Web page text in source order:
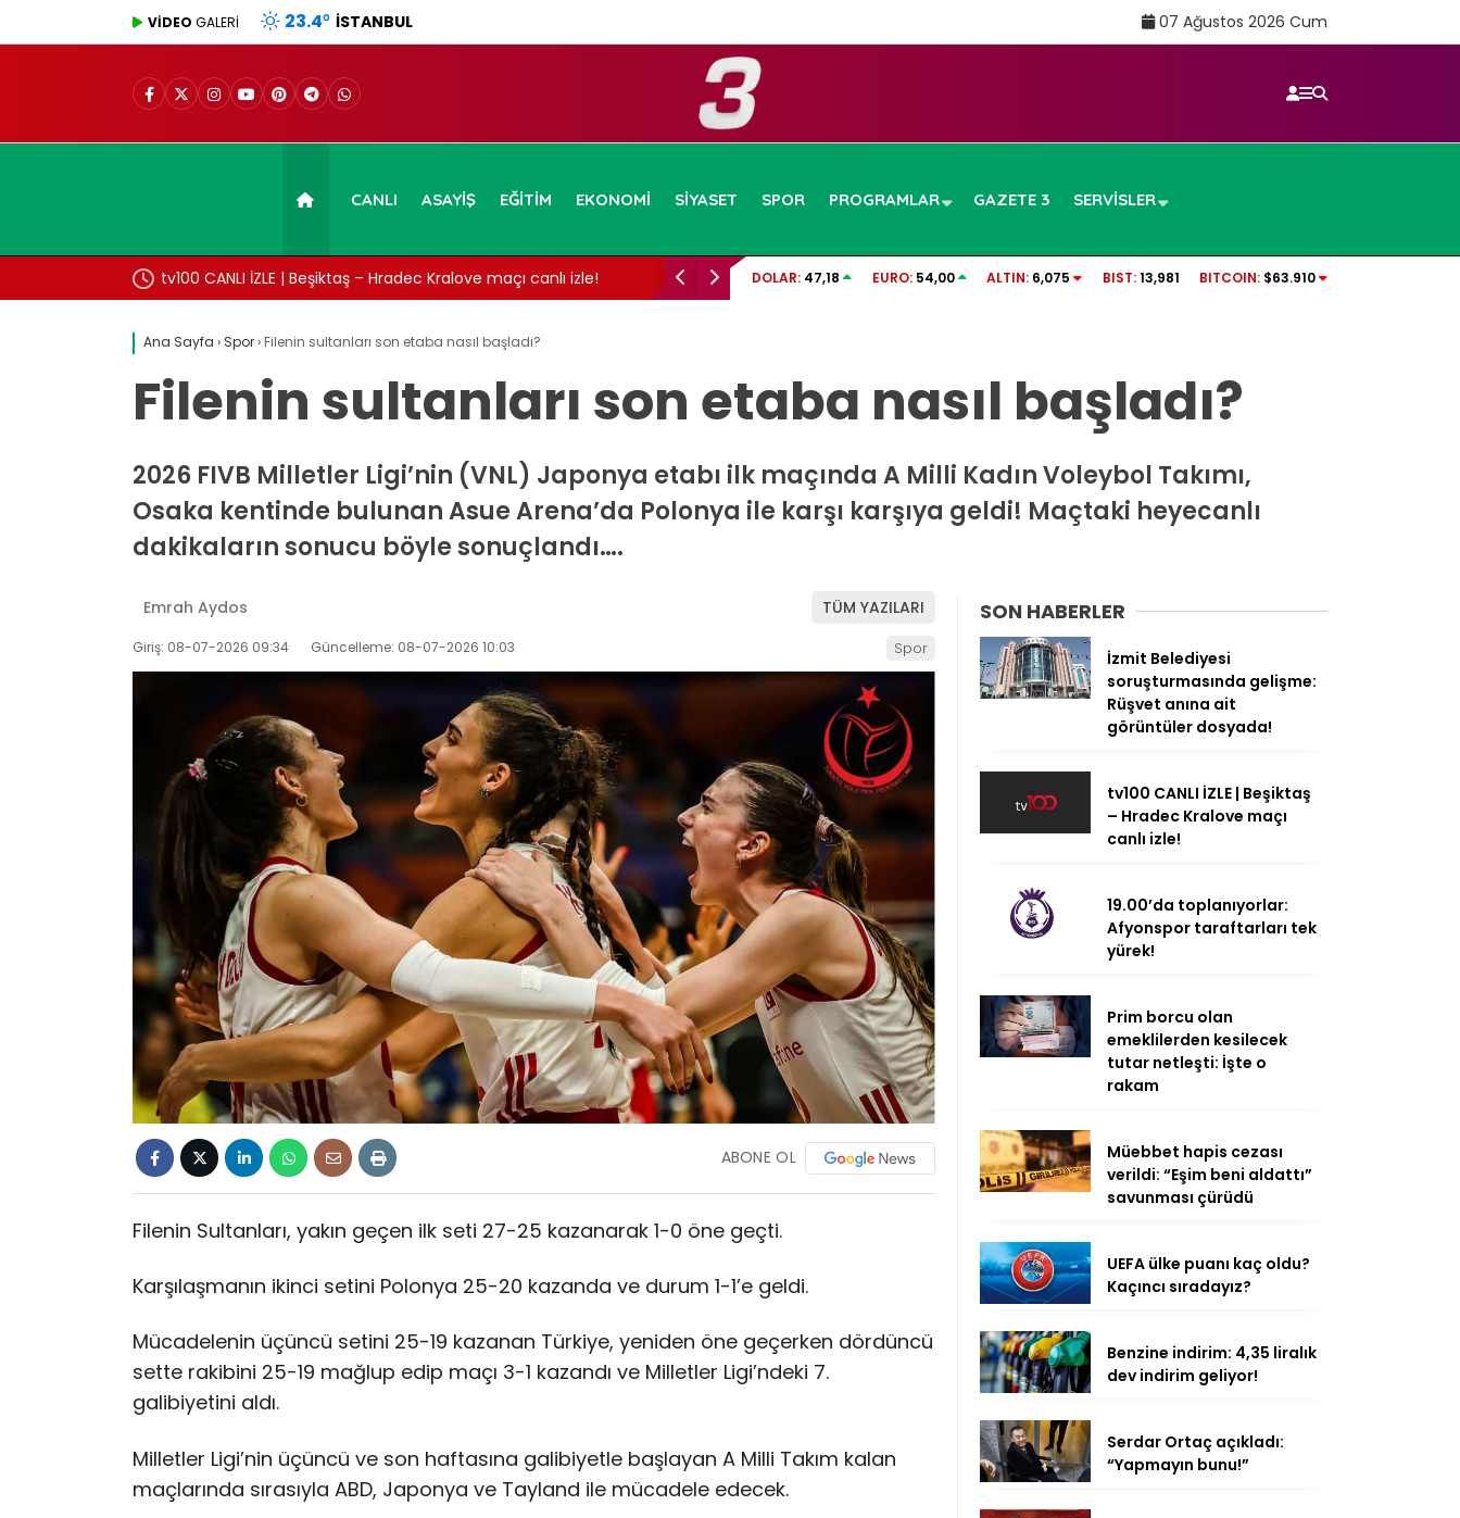
VİDEO GALERİ 23.4° İSTANBUL 07 Ağustos 2026 Cum
CANLI ASAYIŞ EĞITIM EKONOMI SIYASET SPOR PROGRAMLAR GAZETE 3 SERVISLER
tv100 CANLI İZLE | Beşiktaş – Hradec Kralove maçı canlı izle!
İzmit Belediyesi soruşturmasında gelişme: Rüşvet anına ait
tv100 CANLI İZLE | Beşiktaş – Hradec
DOLAR: 47,18 EURO: 54,00 ALTIN: 6,075 BIST: 13,981 BITCOIN: $63.910
Ana Sayfa › Spor› Filenin sultanları son etaba nasıl başladı?
Filenin sultanları son etaba nasıl başladı?
2026 FIVB Milletler Ligi’nin (VNL) Japonya etabı ilk maçında A Milli Kadın Voleybol Takımı,
Osaka kentinde bulunan Asue Arena’da Polonya ile karşı karşıya geldi! Maçtaki heyecanlı
dakikaların sonucu böyle sonuçlandı….
Emrah Aydos TÜM YAZILARI
Giriş: 08-07-2026 09:34 Güncelleme: 08-07-2026 10:03 Spor
ABONE OL
Filenin Sultanları, yakın geçen ilk seti 27-25 kazanarak 1-0 öne geçti.
Karşılaşmanın ikinci setini Polonya 25-20 kazanda ve durum 1-1’e geldi.
Mücadelenin üçüncü setini 25-19 kazanan Türkiye, yeniden öne geçerken dördüncü
sette rakibini 25-19 mağlup edip maçı 3-1 kazandı ve Milletler Ligi’ndeki 7.
galibiyetini aldı.
Milletler Ligi’nin üçüncü ve son haftasına galibiyetle başlayan A Milli Takım kalan
maçlarında sırasıyla ABD, Japonya ve Tayland ile mücadele edecek.
SON HABERLER
İzmit Belediyesi
soruşturmasında gelişme:
Rüşvet anına ait
görüntüler dosyada!
tv100 CANLI İZLE | Beşiktaş
– Hradec Kralove maçı
canlı izle!
19.00’da toplanıyorlar:
Afyonspor taraftarları tek
yürek!
Prim borcu olan
emeklilerden kesilecek
tutar netleşti: İşte o
rakam
Müebbet hapis cezası
verildi: “Eşim beni aldattı”
savunması çürüdü
UEFA ülke puanı kaç oldu?
Kaçıncı sıradayız?
Benzine indirim: 4,35 liralık
dev indirim geliyor!
Serdar Ortaç açıkladı:
“Yapmayın bunu!”